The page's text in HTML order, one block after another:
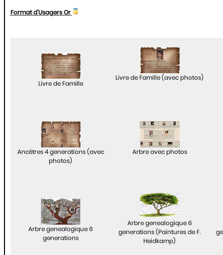
Format d'Usagers Or
Livre de Famille
Livre de Famille (avec photos)
Ancêtres 4 generations (avec
photos)
Arbre avec photos
Arbre genealogique 6
generations
Arbre genealogique 6
generations (Paintures de F.
Heidkamp)